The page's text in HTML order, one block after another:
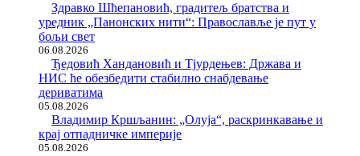
Здравко Шћепановић, градитељ братства и
уредник „Панонских нити“: Православље је пут у
бољи свет
06.08.2026
Ђедовић Хандановић и Тјурдењев: Држава и
НИС ће обезбедити стабилно снабдевање
дериватима
05.08.2026
Владимир Кршљанин: „Олуја“, раскринкавање и
крај отпадничке империје
05.08.2026